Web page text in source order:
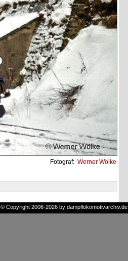
Fotograf: Werner Wölke
© Copyright 2006-2026 by dampflokomotivarchiv.de